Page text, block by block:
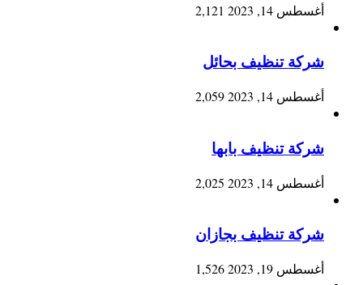
أغسطس 14, 2023 2,121
شركة تنظيف بحائل
أغسطس 14, 2023 2,059
شركة تنظيف بابها
أغسطس 14, 2023 2,025
شركة تنظيف بجازان
أغسطس 19, 2023 1,526